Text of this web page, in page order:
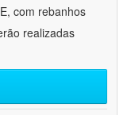
com rebanhos
realizadas